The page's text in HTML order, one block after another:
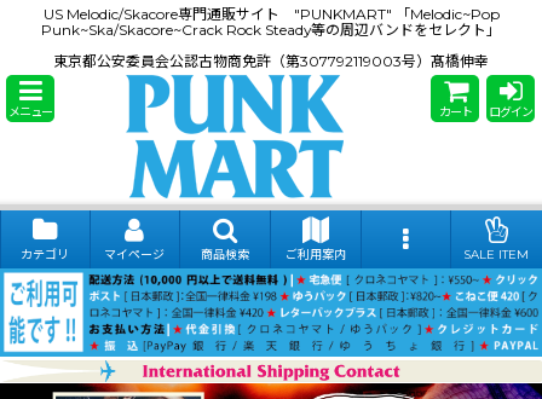
US Melodic/Skacore専門通販サイト "PUNKMART" 「Melodic~Pop
Punk~Ska/Skacore~Crack Rock Steady等の周辺バンドをセレクト」
東京都公安委員会公認古物商免許（第307792119003号）髙橋伸幸
メニュー カート ログイン
カテゴリ マイページ 商品検索 ご利用案内 SALE ITEM